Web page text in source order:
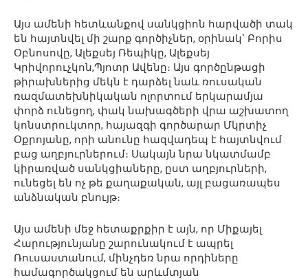
Այս ամենի հետևանքով սանկցիոն հարվածի տակ
են հայտնվել մի շարք գործիչներ, օրինակ՝ Բորիս
Օբնոսովը, Ալեքսեյ Ռեպիկը, Ալեքսեյ
Կրիվորուչկոն,Պյոտր Ավենը։ Այս գործընթացի
թիրախներից մեկն է դարձել նաև ռուսական
ռազմատեխնիկական ոլորտում երկարամյա
փորձ ունեցող, փակ նախագծերի վրա աշխատող
կոնստրուկտոր, հայազգի գործարար Մկրտիչ
Օքրոյանը, որի անունը հազվադեպ է հայտնվում
բաց աղբյուրներում։ Սակայն նրա նկատմամբ
կիրառված սանկցիաները, ըստ աղբյուրների,
ունեցել են ոչ թե քաղաքական, այլ բացառապես
անձնական բնույթ։
Այս ամենի մեջ հետաքրքիր է այն, որ Միքայել
Հարությունյանը շարունակում է ապրել
Ռուսաստանում, մինչդեռ նրա որդիները
համագործակցում են արևմտյան